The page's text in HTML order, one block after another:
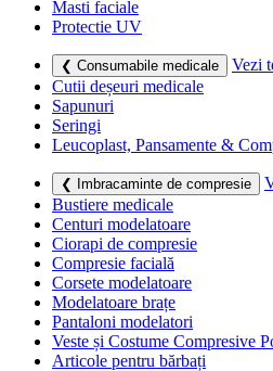
Masti faciale
Protectie UV
❮ Consumabile medicale
Vezi
Cutii deșeuri medicale
Sapunuri
Seringi
Leucoplast, Pansamente &
❮ Imbracaminte de compresie
Bustiere medicale
Centuri modelatoare
Ciorapi de compresie
Compresie facială
Corsete modelatoare
Modelatoare brațe
Pantaloni modelatori
Veste și Costume Compresive
Articole pentru bărbați